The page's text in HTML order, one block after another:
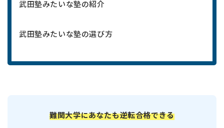
武田塾みたいな塾の紹介
武田塾みたいな塾の選び方
難関大学にあなたも逆転合格できる